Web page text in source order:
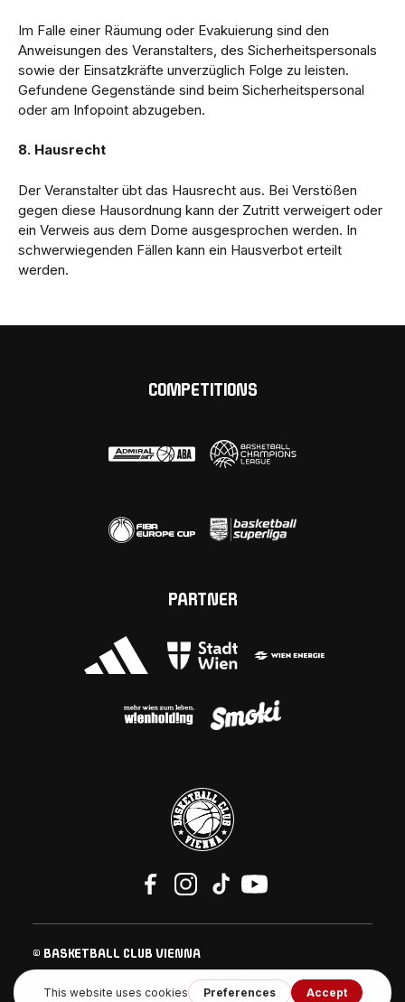
Im Falle einer Räumung oder Evakuierung sind den
Anweisungen des Veranstalters, des Sicherheitspersonals
sowie der Einsatzkräfte unverzüglich Folge zu leisten.
Gefundene Gegenstände sind beim Sicherheitspersonal
oder am Infopoint abzugeben.
8. Hausrecht
Der Veranstalter übt das Hausrecht aus. Bei Verstößen
gegen diese Hausordnung kann der Zutritt verweigert oder
ein Verweis aus dem Dome ausgesprochen werden. In
schwerwiegenden Fällen kann ein Hausverbot erteilt
werden.
COMPETITIONS
PARTNER
© BASKETBALL CLUB VIENNA
DATENSCHUTZ